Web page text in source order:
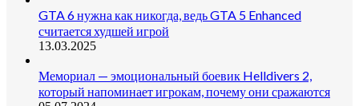
GTA 6 нужна как никогда, ведь GTA 5 Enhanced
считается худшей игрой
13.03.2025
Мемориал — эмоциональный боевик Helldivers 2,
который напоминает игрокам, почему они сражаются